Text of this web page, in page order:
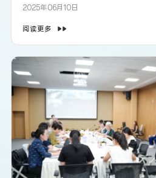
2025年06月10日
阅读更多